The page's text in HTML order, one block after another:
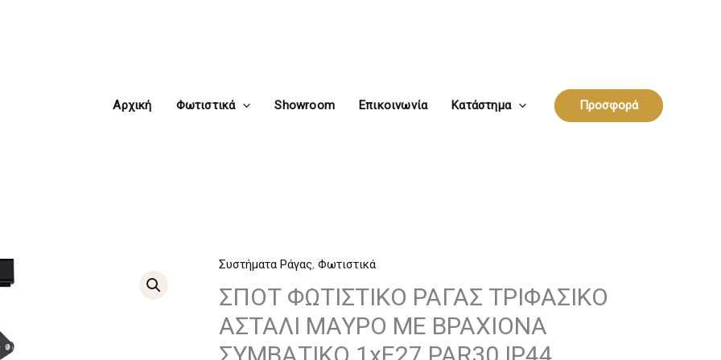
Αρχική Φωτιστικά Showroom Επικοινωνία Κατάστημα Προσφορά
Συστήματα Ράγας, Φωτιστικά
ΣΠΟΤ ΦΩΤΙΣΤΙΚΟ ΡΑΓΑΣ ΤΡΙΦΑΣΙΚΟ
ΑΣΤΑΛΙ ΜΑΥΡΟ ΜΕ ΒΡΑΧΙΟΝΑ
ΣΠΟΤ
ΦΩΤΙΣΤΙΚΟ
ΤΡΙΦΑΣΙΚΟ
ΑΣΤΑΛΙ